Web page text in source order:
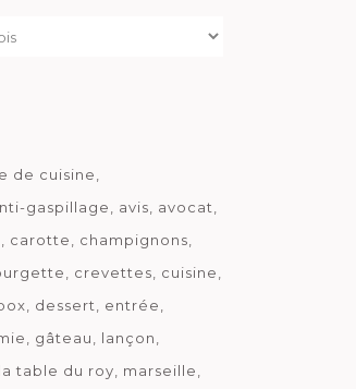
de cuisine
gaspillage avis
avocat
carotte
champignons
crevettes
cuisine
dessert
entrée
gâteau
lançon
la table du roy
marseille